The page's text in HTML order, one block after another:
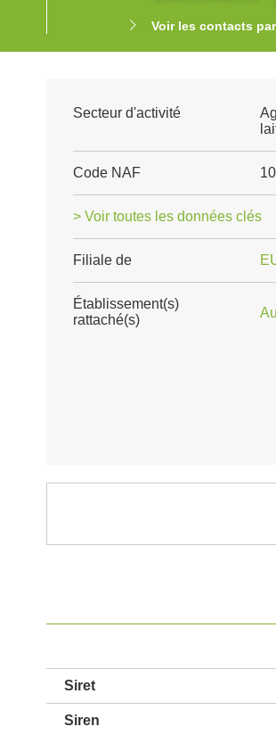
Voir les contacts
Secteur d'activité
Code NAF
> Voir toutes les données clés
Filiale de
Établissement(s)
rattaché(s)
Siret
Siren